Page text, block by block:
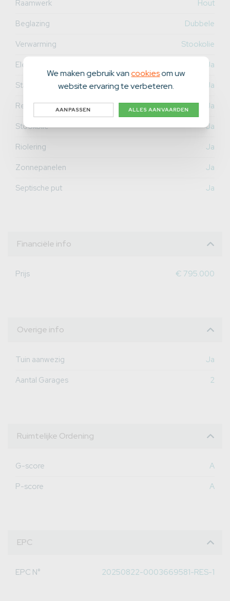
Raamwerk
Hout
Beglazing
Dubbele
Verwarming
Stookolie
Elektriciteit
Ja
Stadswater
Ja
Regenwater
Ja
Stookolie
Ja
Riolering
Ja
Zonnepanelen
Ja
Septische put
Ja
Financiële info
Prijs € 795.000
Overige info
Tuin aanwezig
Ja
Aantal Garages
2
Ruimtelijke Ordening
G-score
A
P-score
A
EPC
EPC N° 20250822-0003669581-RES-1
We maken gebruik vancookiesom uw
website ervaring te verbeteren.
AANPASSEN ALLES AANVAARDEN